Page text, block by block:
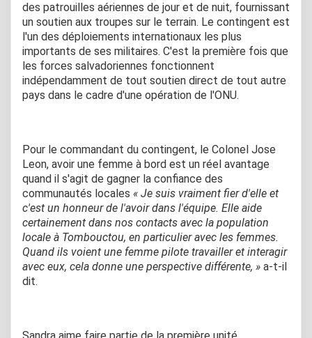
des patrouilles aériennes de jour et de nuit, fournissant
un soutien aux troupes sur le terrain. Le contingent est
l'un des déploiements internationaux les plus
importants de ses militaires. C'est la première fois que
les forces salvadoriennes fonctionnent
indépendamment de tout soutien direct de tout autre
pays dans le cadre d'une opération de l'ONU.
Pour le commandant du contingent, le Colonel Jose
Leon, avoir une femme à bord est un réel avantage
quand il s'agit de gagner la confiance des
communautés locales « Je suis vraiment fier d'elle et
c'est un honneur de l'avoir dans l'équipe. Elle aide
certainement dans nos contacts avec la population
locale à Tombouctou, en particulier avec les femmes.
Quand ils voient une femme pilote travailler et interagir
avec eux, cela donne une perspective différente, » a-t-il
dit.